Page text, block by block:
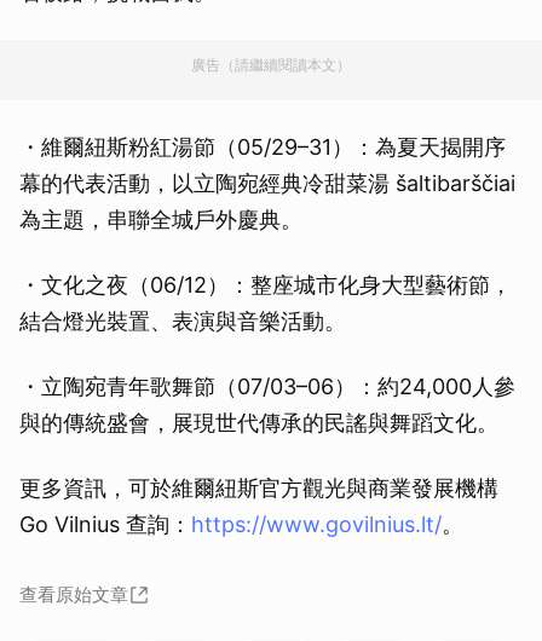
廣告（請繼續閱讀本文）
・維爾紐斯粉紅湯節（05/29–31）：為夏天揭開序
幕的代表活動，以立陶宛經典冷甜菜湯 šaltibarščiai
為主題，串聯全城戶外慶典。
・文化之夜（06/12）：整座城市化身大型藝術節，
結合燈光裝置、表演與音樂活動。
・立陶宛青年歌舞節（07/03–06）：約24,000人參
與的傳統盛會，展現世代傳承的民謠與舞蹈文化。
更多資訊，可於維爾紐斯官方觀光與商業發展機構
Go Vilnius 查詢： https://www.govilnius.lt/。
查看原始文章